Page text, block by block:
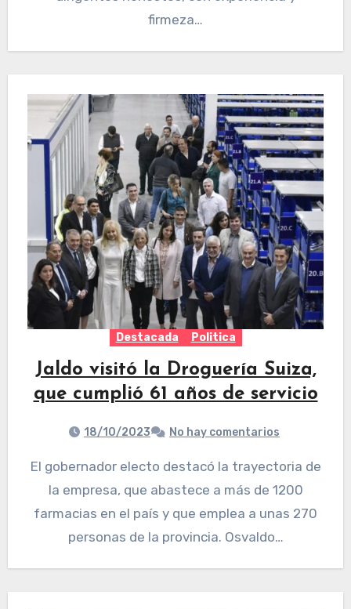
firmeza…
Destacada Politica
Jaldo visitó la Droguería Suiza,
que cumplió 61 años de servicio
18/10/2023 No hay comentarios
El gobernador electo destacó la trayectoria de
la empresa, que abastece a más de 1200
farmacias en el país y que emplea a unas 270
personas de la provincia. Osvaldo…